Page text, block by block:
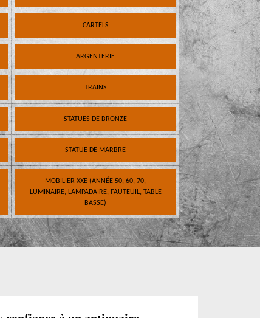
CARTELS
ARGENTERIE
TRAINS
STATUES DE BRONZE
STATUE DE MARBRE
MOBILIER XXE (ANNÉE 50, 60, 70,
LUMINAIRE, LAMPADAIRE, FAUTEUIL, TABLE
BASSE)